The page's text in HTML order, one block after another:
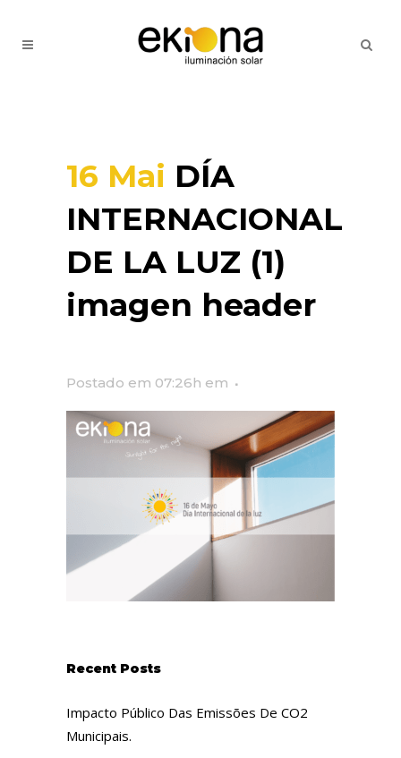
16 Mai DÍA
INTERNACIONAL
DE LA LUZ (1)
imagen header
Postado em 07:26h em
Recent Posts
Impacto Público Das Emissões De CO2
Municipais.